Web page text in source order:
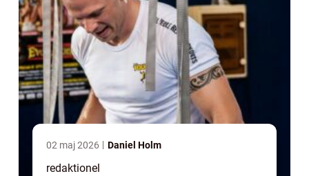
02 maj 2026 Daniel Holm
redaktionel